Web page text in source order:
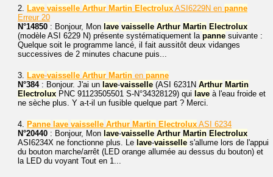
2. Lave vaisselle Arthur Martin Electrolux ASI6229N en panne
Erreur 20
N°14850 : Bonjour, Mon lave vaisselle Arthur Martin Electrolux
(modèle ASI 6229 N) présente systématiquement la panne suivante :
Quelque soit le programme lancé, il fait aussitôt deux vidanges
successives de 2 minutes chacune puis...
3. Lave-vaisselle Arthur Martin en panne
N°384: Bonjour. J'ai un lave-vaisselle (ASI 6231N Arthur Martin
Electrolux PNC 91123505501 S-N°34328129) qui lave à l'eau froide et
ne sèche plus. Y a-t-il un fusible quelque part ? Merci.
4. Panne lave vaisselle Arthur Martin Electrolux ASI 6234
N°20440 : Bonjour, Mon lave-vaisselle Arthur Martin Electrolux
ASI6234X ne fonctionne plus. Le lave-vaisselle s'allume lors de l'appui
du bouton marche/arrêt (LED orange allumée au dessus du bouton) et
la LED du voyant Tout en 1...